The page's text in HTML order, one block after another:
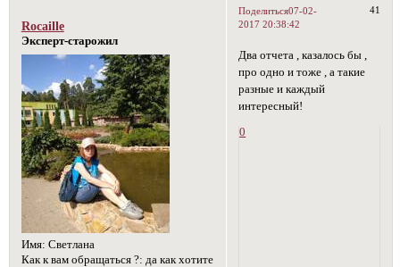
Поделиться 41
07-02-
2017 20:38:42
Rocaille
Эксперт-старожил
Имя: Светлана
Как к вам обращаться ?: да как хотите
Два отчета , казалось бы ,
про одно и тоже , а такие
разные и каждый
интересный!
0